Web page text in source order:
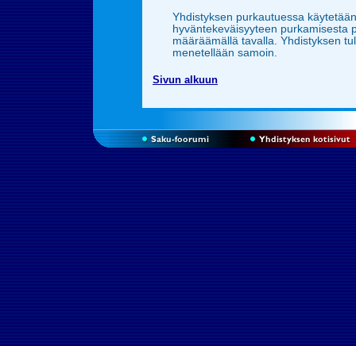
Yhdistyksen purkautuessa
hyväntekeväisyyteen purkamisesta
määräämällä tavalla. Yhdistyksen
menetellään samoin.
Sivun alkuun